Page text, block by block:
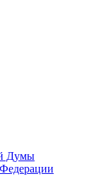
Думы